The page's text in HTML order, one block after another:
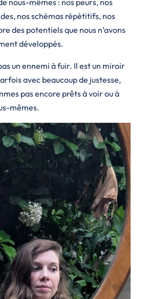
nous-mêmes : nos peurs, nos
nos schémas répétitifs, nos
des potentiels que nous n’avons
développés.
un ennemi à fuir. Il est un miroir
avec beaucoup de justesse,
pas encore prêts à voir ou à
mêmes.